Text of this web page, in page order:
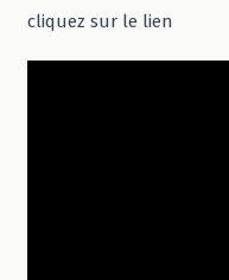
cliquez sur le lien